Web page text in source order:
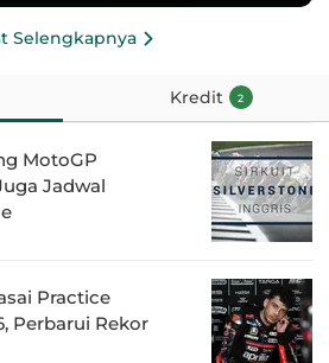
Selengkapnya
Kredit 2
MotoGP
Jadwal
Practice
Perbarui Rekor